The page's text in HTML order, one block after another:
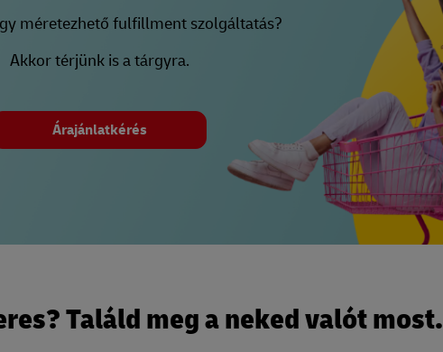
méretezhető fulfillment szolgáltatás?
Akkor térjünk is a tárgyra.
Árajánlatkérés
Találd meg a neked valót most.